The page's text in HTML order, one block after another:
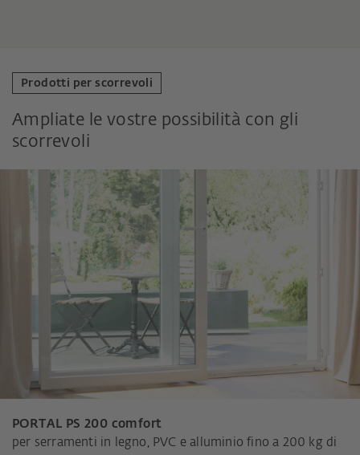
Prodotti per scorrevoli
Ampliate le vostre possibilità con gli
scorrevoli
PORTAL PS 200 comfort
per serramenti in legno, PVC e alluminio fino a 200 kg di